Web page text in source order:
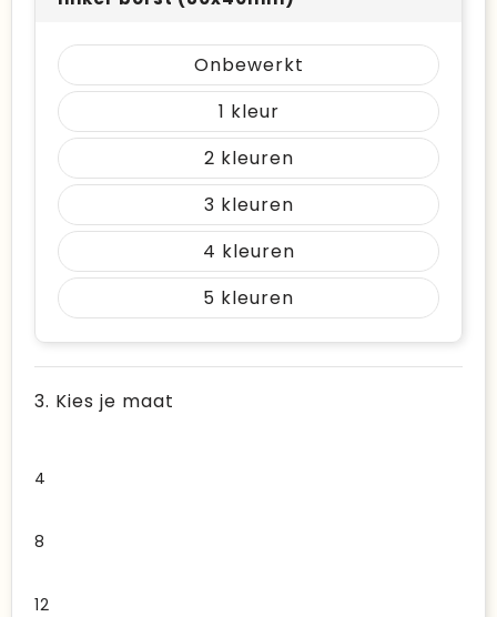
Onbewerkt
1
2
3
4
5
3. Kies je maat
4
8
12